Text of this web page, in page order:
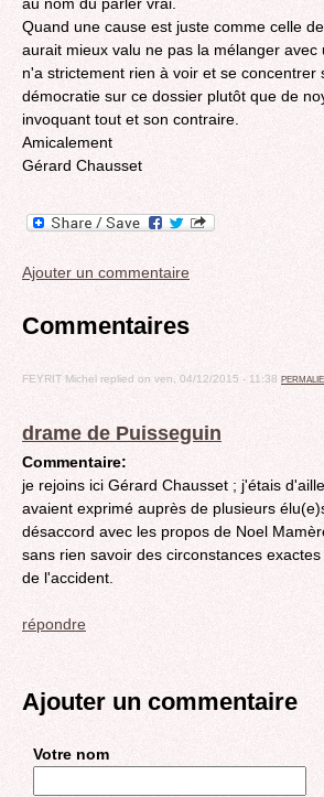
Quand une cause est juste comme celle
aurait mieux valu ne pas la mélanger avec
n'a strictement rien à voir et se concentrer
démocratie sur ce dossier plutôt que de
invoquant tout et son contraire.
Amicalement
Gérard Chausset
Ajouter un commentaire
Commentaires
FEYRIT Michel replied on ven, 04/12/2015 - 11:38
drame de Puisseguin
Commentaire:
je rejoins ici Gérard Chausset ; j'étais
avaient exprimé auprès de plusieurs
désaccord avec les propos de Noel
sans rien savoir des circonstances
de l'accident.
répondre
Ajouter un commentaire
Votre nom